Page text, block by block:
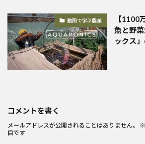
動画で学ぶ農業
【1100
魚と野
ックス
コメントを書く
メールアドレスが公開されることはありません。 ※
目です